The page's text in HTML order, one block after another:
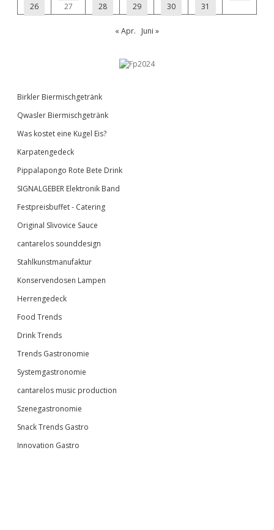
26
27 28 29 30 31
« Apr. Juni »
Birkler Biermischgetränk
Qwasler Biermischgetränk
Was kostet eine Kugel Eis?
Karpatengedeck
Pippalapongo Rote Bete Drink
SIGNALGEBER Elektronik Band
Festpreisbuffet - Catering
Original Slivovice Sauce
cantarelos sounddesign
Stahlkunstmanufaktur
Konservendosen Lampen
Herrengedeck
Food Trends
Drink Trends
Trends Gastronomie
Systemgastronomie
cantarelos music production
Szenegastronomie
Snack Trends Gastro
Innovation Gastro